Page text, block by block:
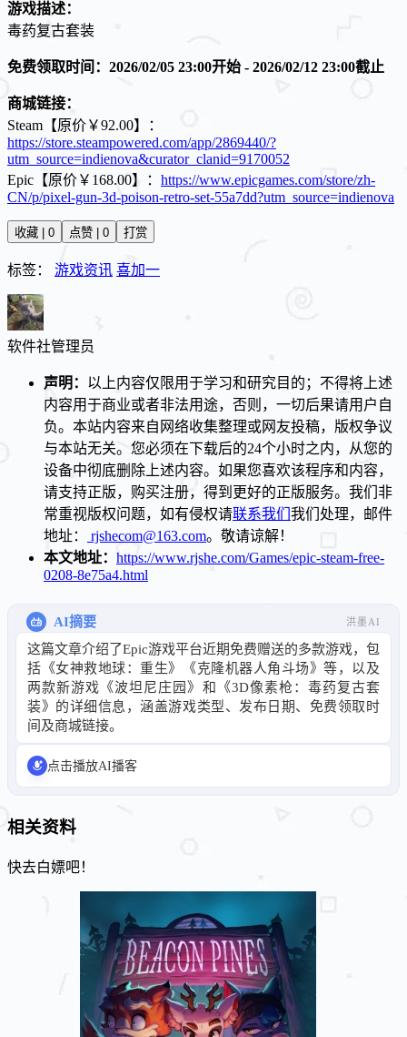
游戏描述：
毒药复古套装
免费领取时间：2026/02/05 23:00开始 - 2026/02/12 23:00截止
商城链接：
Steam【原价￥92.00】：
https://store.steampowered.com/app/2869440/?
utm_source=indienova&curator_clanid=9170052
Epic【原价￥168.00】： https://www.epicgames.com/store/zh-
CN/p/pixel-gun-3d-poison-retro-set-55a7dd?utm_source=indienova
收藏 | 0 点赞 | 0 打赏
标签： 游戏资讯 喜加一
软件社管理员
声明： 以上内容仅限用于学习和研究目的；不得将上述
内容用于商业或者非法用途，否则，一切后果请用户自
负。本站内容来自网络收集整理或网友投稿，版权争议
与本站无关。您必须在下载后的24个小时之内，从您的
设备中彻底删除上述内容。如果您喜欢该程序和内容，
请支持正版，购买注册，得到更好的正版服务。我们非
常重视版权问题，如有侵权请联系我们 我们处理，邮件
地址：
rjshecom@163.com。敬请谅解！
本文地址： https://www.rjshe.com/Games/epic-steam-free-
0208-8e75a4.html
AI摘要 洪墨AI
这篇文章介绍了Epic游戏平台近期免费赠送的多款游戏，包
括《女神救地球：重生》《克隆机器人角斗场》等，以及
两款新游戏《波坦尼庄园》和《3D像素枪：毒药复古套
装》的详细信息，涵盖游戏类型、发布日期、免费领取时
间及商城链接。
点击播放AI播客
相关资料
快去白嫖吧！